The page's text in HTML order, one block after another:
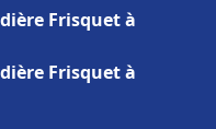
Frisquet à
Frisquet à